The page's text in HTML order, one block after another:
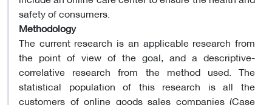
safety of consumers.
Methodology
The current research is an applicable research from
the point of view of the goal, and a descriptive-
correlative research from the method used. The
statistical population of this research is all the
customers of online goods sales companies (Case